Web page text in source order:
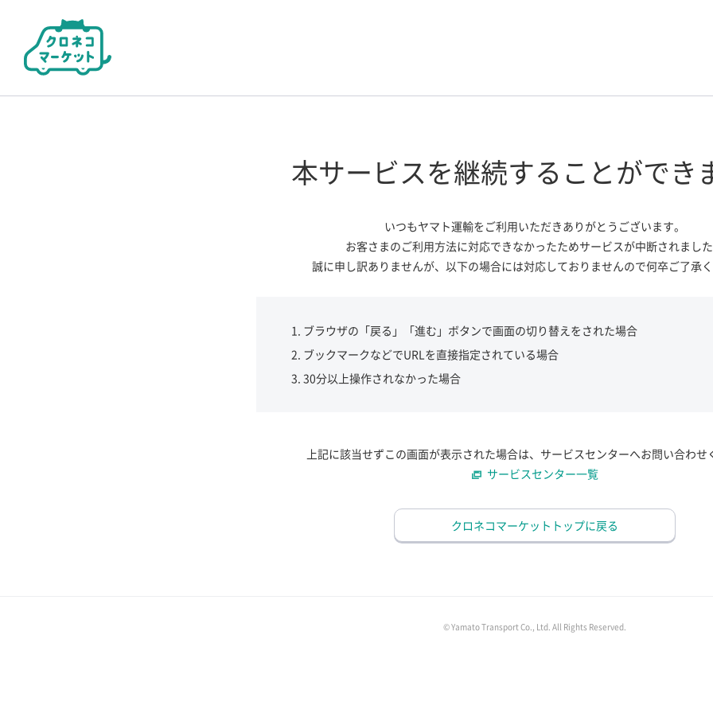
本サービスを継続する ことができ
いつもヤマト運輸をご利用いただきありがとうございます。
お客さまのご利用方法に対応できなかったためサービスが中断されました
誠に申し訳ありませんが、 以下の場合には対応しておりませんので何卒ご了承く
ブラウザの「戻る」「進む」ボタンで画面の切り替えをされた場合
ブックマークなどでURLを直接指定されている場合
30分以上操作されなかった場合
上記に該当せずこの画面が表示された場合は、サービスセンターへお問い合わせ
サービスセンター一覧
クロネコマーケットトップに戻る
© Yamato Transport Co., Ltd. All Rights Reserved.